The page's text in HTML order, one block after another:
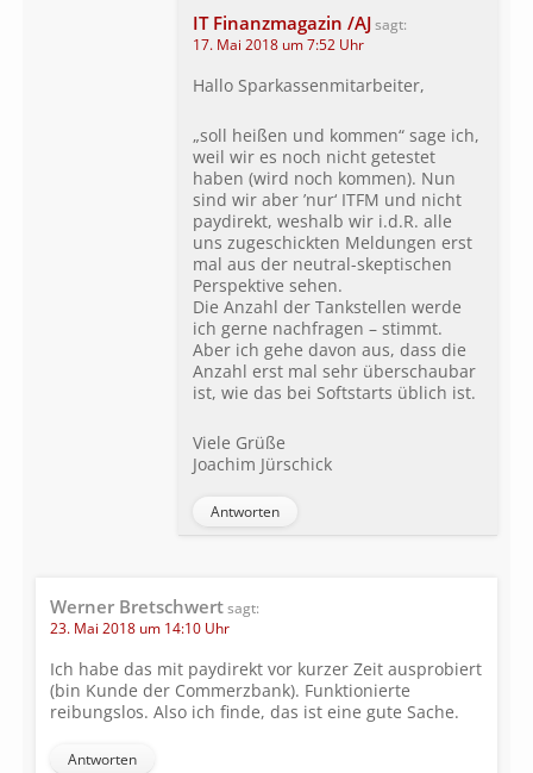
IT Finanzmagazin /AJsagt:
17. Mai 2018 um 7:52 Uhr
Hallo Sparkassenmitarbeiter,
„soll heißen und kommen“ sage ich,
weil wir es noch nicht getestet
haben (wird noch kommen). Nun
sind wir aber ’nur‘ ITFM und nicht
paydirekt, weshalb wir i.d.R. alle
uns zugeschickten Meldungen erst
mal aus der neutral-skeptischen
Perspektive sehen.
Die Anzahl der Tankstellen werde
ich gerne nachfragen – stimmt.
Aber ich gehe davon aus, dass die
Anzahl erst mal sehr überschaubar
ist, wie das bei Softstarts üblich ist.
Viele Grüße
Joachim Jürschick
Antworten
Werner Bretschwertsagt:
23. Mai 2018 um 14:10 Uhr
Ich habe das mit paydirekt vor kurzer Zeit ausprobiert
(bin Kunde der Commerzbank). Funktionierte
reibungslos. Also ich finde, das ist eine gute Sache.
Antworten